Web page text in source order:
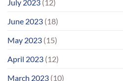
July 2023 (12)
June 2023 (18)
May 2023 (15)
April 2023 (12)
March 2023 (10)